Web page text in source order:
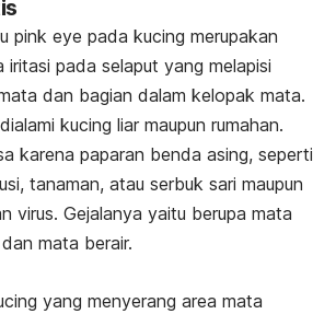
pink eye pada kucing merupakan
pada selaput yang melapisi
dan bagian dalam kelopak mata.
kucing liar maupun rumahan.
karena paparan benda asing, seperti
tanaman, atau serbuk sari maupun
virus. Gejalanya yaitu berupa mata
mata berair.
yang menyerang area mata